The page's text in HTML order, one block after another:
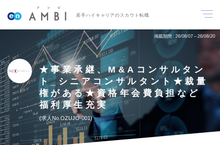
若手ハイキャリアのスカウト転職
掲載期間 26/08/07～26/08/20
★事業承継、M&Aコンサルタン
ト_シニアコンサルタント★裁量
権がある★資格年会費負担など
福利厚生充実
求人No.OZUJO-001